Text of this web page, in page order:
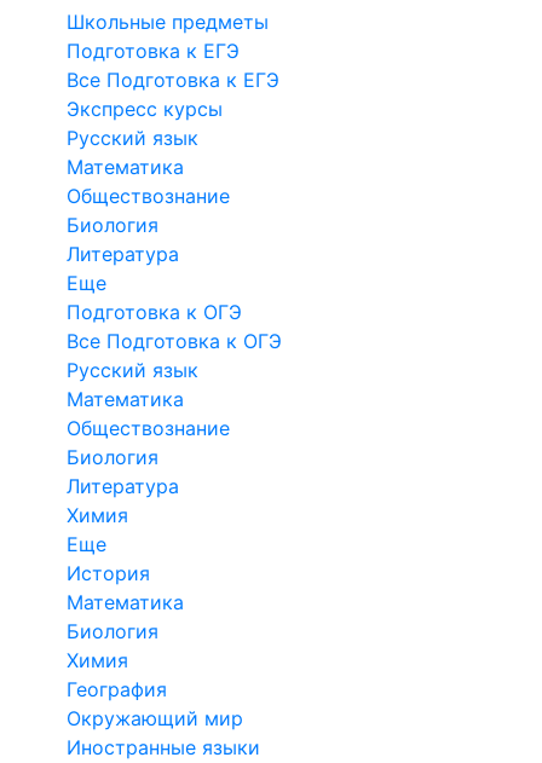
Школьные предметы
Подготовка к ЕГЭ
Все Подготовка к ЕГЭ
Экспресс курсы
Русский язык
Математика
Обществознание
Биология
Литература
Еще
Подготовка к ОГЭ
Все Подготовка к ОГЭ
Русский язык
Математика
Обществознание
Биология
Литература
Химия
Еще
История
Математика
Биология
Химия
География
Окружающий мир
Иностранные языки